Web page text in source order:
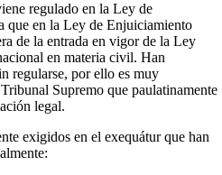
regulado en la Ley de
en la Ley de Enjuiciamiento
de la entrada en vigor de la Ley
en materia civil. Han
regularse, por ello es muy
Supremo que paulatinamente
legal.
exigidos en el exequátur que han